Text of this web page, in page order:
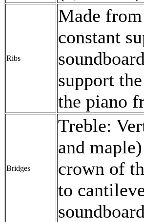
Ribs
Made
constant
support
the piano
Bridges
Treble:
and
crown of
to